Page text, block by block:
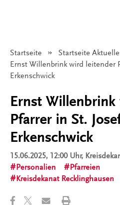
Startseite Startseite
Angezeigt:
Ernst Willenbrink wird leitender
Erkenschwick
Ernst
Pfarrer in St.
Erkenschwick
15.06.2025, 12:00 Uhr,
Personalien
Pfarreien
Kreisdekanat Recklinghausen